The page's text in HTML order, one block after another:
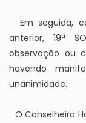
Em seguida,
anterior, 19ª
observação ou
havendo
unanimidade.
O Conselheiro